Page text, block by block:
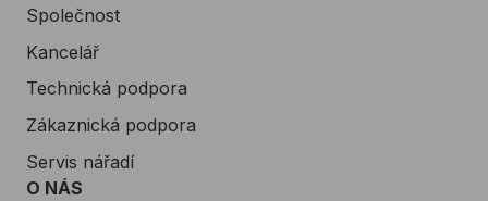
Společnost
Kancelář
Technická podpora
Zákaznická podpora
Servis nářadí
O NÁS